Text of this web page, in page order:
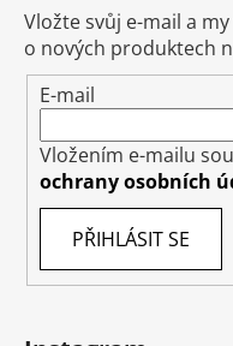
Vložte svůj e-mail a
o nových produktech
E-mail
Vložením e-mailu
ochrany osobních
PŘIHLÁSIT SE